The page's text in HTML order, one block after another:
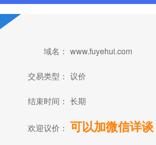
域名： www.fuyehui.com
交易类型： 议价
结束时间： 长期
欢迎议价： 可以加微信详谈